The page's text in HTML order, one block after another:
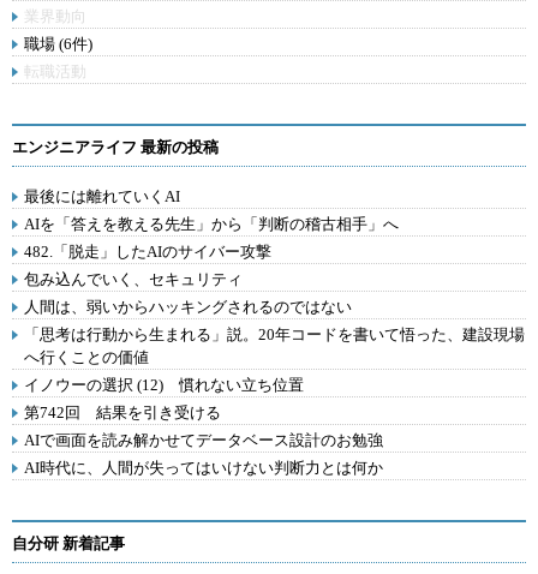
業界動向
職場 (6件)
転職活動
エンジニアライフ 最新の投稿
最後には離れていくAI
AIを「答えを教える先生」から「判断の稽古相手」へ
482.「脱走」したAIのサイバー攻撃
包み込んでいく、セキュリティ
人間は、弱いからハッキングされるのではない
「思考は行動から生まれる」説。20年コードを書いて悟った、建設現場
へ行くことの価値
イノウーの選択 (12) 慣れない立ち位置
第742回 結果を引き受ける
AIで画面を読み解かせてデータベース設計のお勉強
AI時代に、人間が失ってはいけない判断力とは何か
自分研 新着記事